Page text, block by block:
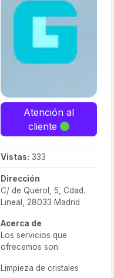
y pintura en
general
Atención al
cliente
Vistas: 333
Dirección
C/ de Querol, 5, Cdad.
Lineal, 28033 Madrid
Acerca de
Los servicios que
ofrecemos son:
Limpieza de cristales